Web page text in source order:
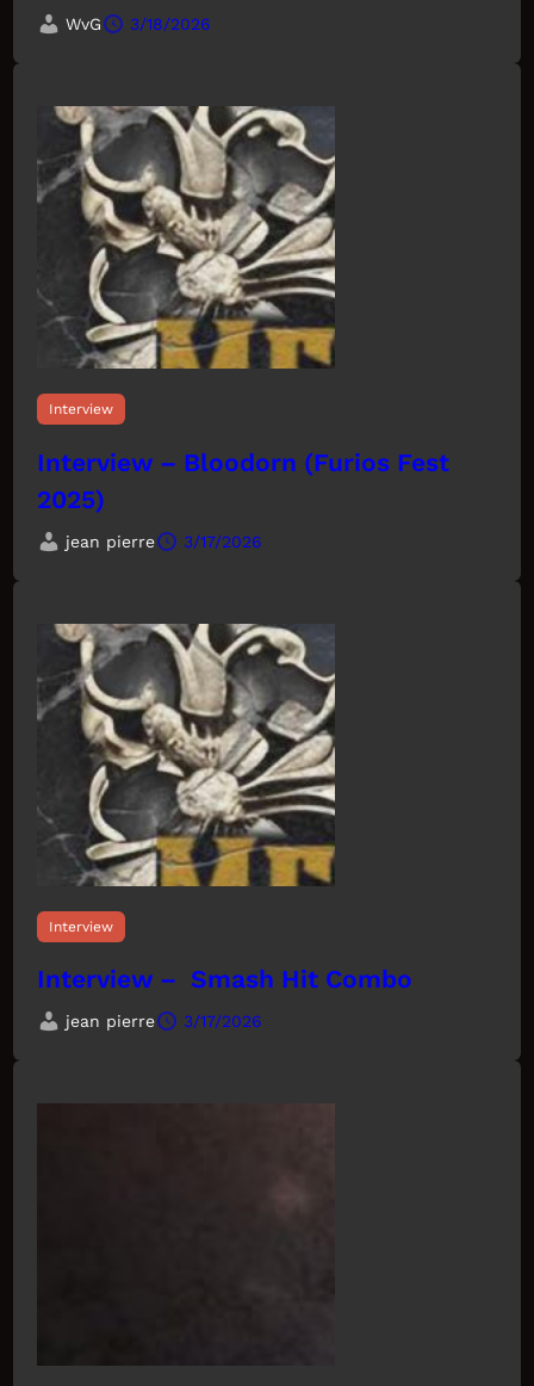
WvG 3/18/2026
Interview
Interview – Bloodorn (Furios Fest
2025)
jean pierre 3/17/2026
Interview
Interview – Smash Hit Combo
jean pierre 3/17/2026